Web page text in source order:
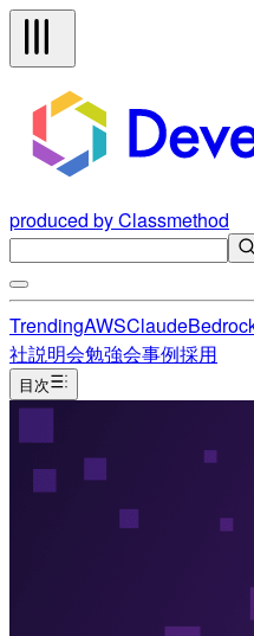
produced by Classmethod
TrendingAWSClaude
社説明会勉強会事例採用
目次